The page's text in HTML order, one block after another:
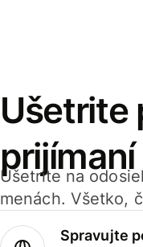
Ušetrite
Ušetrite na
menách. Všetko,
Spravujte